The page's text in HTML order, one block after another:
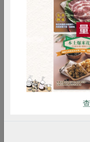
建置太陽能板為社區
意到當地電費高昂，
題，希望以教育讓公
這些聚焦在「公民賦
源轉型政策的重要性
必須在法律上有所保
法，除了保護民眾所
雞蛋 食